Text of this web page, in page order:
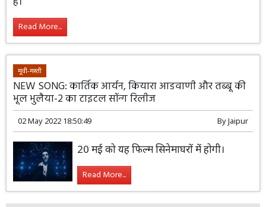
Read More...
मूवी-मस्ती
NEW SONG: कार्तिक आर्यन, कियारा आडवाणी और तब्बू की
भूल भुलैया-2 का टाइटल सॉन्ग रिलीज
02 May 2022 18:50:49 ByJaipur
20 मई को यह फिल्म सिनेमाघरों में होगी।
Read More...